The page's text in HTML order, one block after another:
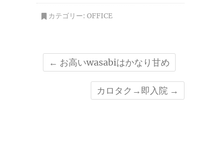
カテゴリー: OFFICE
← お高いwasabiはかなり甘め
カロタク→即入院 →